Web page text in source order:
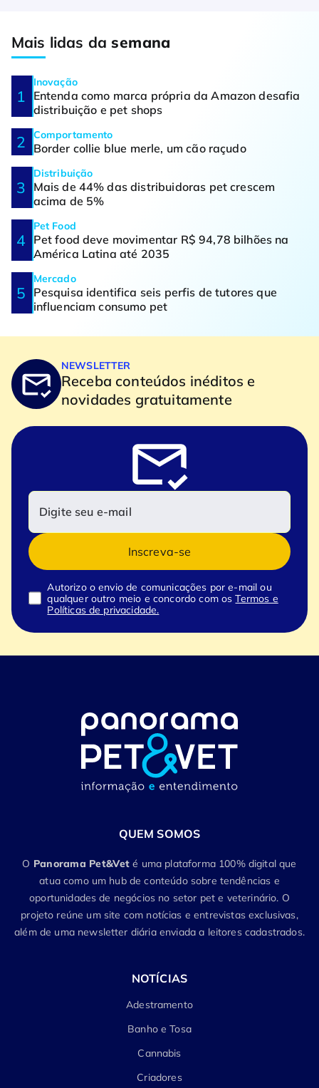
Mais lidas dasemana
Inovação
Entenda como marca própria da Amazon desafia
distribuição e pet shops
Comportamento
Border collie blue merle, um cão raçudo
Distribuição
Mais de 44% das distribuidoras pet crescem
acima de 5%
Pet Food
Pet food deve movimentar R$ 94,78 bilhões na
América Latina até 2035
Mercado
Pesquisa identifica seis perfis de tutores que
influenciam consumo pet
NEWSLETTER
Receba conteúdos inéditos e
novidades gratuitamente
Inscreva-se
Autorizo o envio de comunicações por e-mail ou
qualquer outro meio e concordo com osTermos e
Políticas de privacidade.
QUEM SOMOS
O Panorama Pet&Vet é uma plataforma 100% digital que
atua como um hub de conteúdo sobre tendências e
oportunidades de negócios no setor pet e veterinário. O
projeto reúne um site com notícias e entrevistas exclusivas,
além de uma newsletter diária enviada a leitores cadastrados.
NOTÍCIAS
Adestramento
Banho e Tosa
Cannabis
Criadores